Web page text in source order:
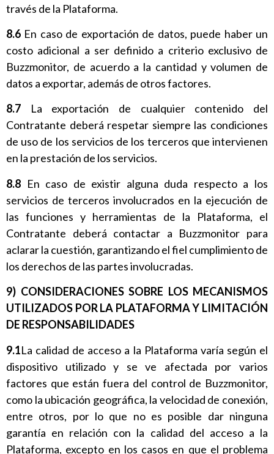
través de la Plataforma.
8.6 En caso de exportación de datos, puede haber un
costo adicional a ser definido a criterio exclusivo de
Buzzmonitor, de acuerdo a la cantidad y volumen de
datos a exportar, además de otros factores.
8.7
La exportación de cualquier contenido del
Contratante deberá respetar siempre las condiciones
de uso de los servicios de los terceros que intervienen
en la prestación de los servicios.
8.8 En caso de existir alguna duda respecto a los
servicios de terceros involucrados en la ejecución de
las funciones y herramientas de la Plataforma, el
Contratante deberá contactar a Buzzmonitor para
aclarar la cuestión, garantizando el fiel cumplimiento de
los derechos de las partes involucradas.
9) CONSIDERACIONES SOBRE LOS MECANISMOS
UTILIZADOS POR LA PLATAFORMA Y LIMITACIÓN
DE RESPONSABILIDADES
9.1La calidad de acceso a la Plataforma varía según el
dispositivo utilizado y se ve afectada por varios
factores que están fuera del control de Buzzmonitor,
como la ubicación geográfica, la velocidad de conexión,
entre otros, por lo que no es posible dar ninguna
garantía en relación con la calidad del acceso a la
Plataforma, excepto en los casos en que el problema